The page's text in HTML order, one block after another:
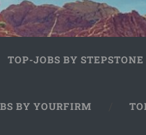
TOP-JOBS BY STEPSTONE
BY YOURFIRM